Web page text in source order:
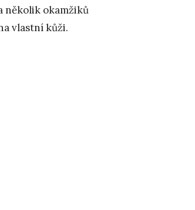
několik okamžiků
vlastní kůži.